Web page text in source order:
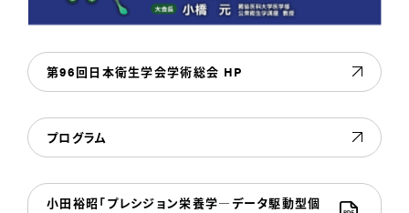
第96回日本衛生学会学術総会 HP
プログラム
小田裕昭「プレシジョン栄養学―データ駆動型個